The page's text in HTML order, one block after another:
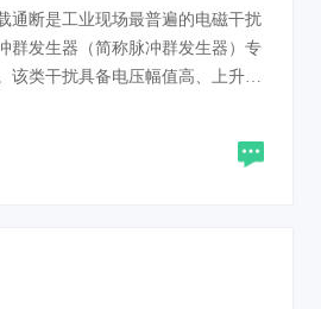
通断是工业现场最普遍的电磁干扰
群发生器（简称脉冲群发生器）专
该类干扰具备电压幅值高、上升沿
电，达到阈值后易造成设备误动
依据 IEC61000-4-4、EN 61000-4-